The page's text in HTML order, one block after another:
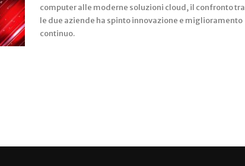
computer alle moderne soluzioni cloud, il confronto tra
le due aziende ha spinto innovazione e miglioramento
continuo.